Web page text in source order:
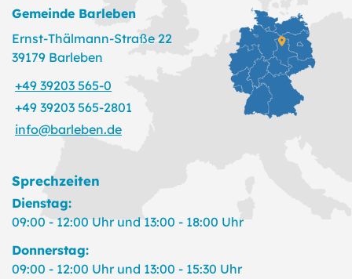
Gemeinde Barleben
Ernst-Thälmann-Straße 22
39179 Barleben
+49 39203 565-0
+49 39203 565-2801
info@barleben.de
Sprechzeiten
Dienstag:
09:00 - 12:00 Uhr und 13:00 - 18:00 Uhr
Donnerstag:
09:00 - 12:00 Uhr und 13:00 - 15:30 Uhr